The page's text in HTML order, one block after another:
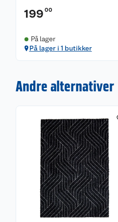
199 00
På lager
På lager i 1 butikker
Andre alternativer